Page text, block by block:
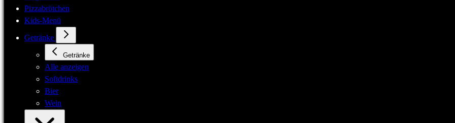
Pizzabrötchen
Kids-Menü
Getränke
Getränke
Alle anzeigen
Softdrinks
Bier
Wein